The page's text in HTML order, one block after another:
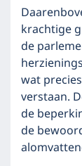
krachtige
de
wat
verstaan.
de
de